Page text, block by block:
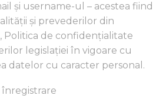
și username-ul – acestea fiind
și prevederilor din
Politica de confidențialitate
legislației în vigoare cu
datelor cu caracter personal.